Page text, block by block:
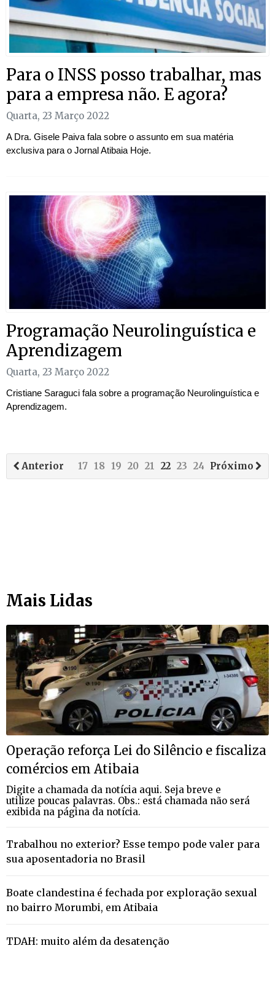
Para o INSS posso trabalhar, mas
para a empresa não. E agora?
Quarta, 23 Março 2022
A Dra. Gisele Paiva fala sobre o assunto em sua matéria
exclusiva para o Jornal Atibaia Hoje.
Programação Neurolinguística e
Aprendizagem
Quarta, 23 Março 2022
Cristiane Saraguci fala sobre a programação Neurolinguística e
Aprendizagem.
Anterior Próximo
17 18 19 20 21 22 23 24 25 26
Mais Lidas
Operação reforça Lei do Silêncio e fiscaliza
comércios em Atibaia
Digite a chamada da notícia aqui. Seja breve e
utilize poucas palavras. Obs.: está chamada não será
exibida na página da notícia.
Trabalhou no exterior? Esse tempo pode valer para
sua aposentadoria no Brasil
Boate clandestina é fechada por exploração sexual
no bairro Morumbi, em Atibaia
TDAH: muito além da desatenção